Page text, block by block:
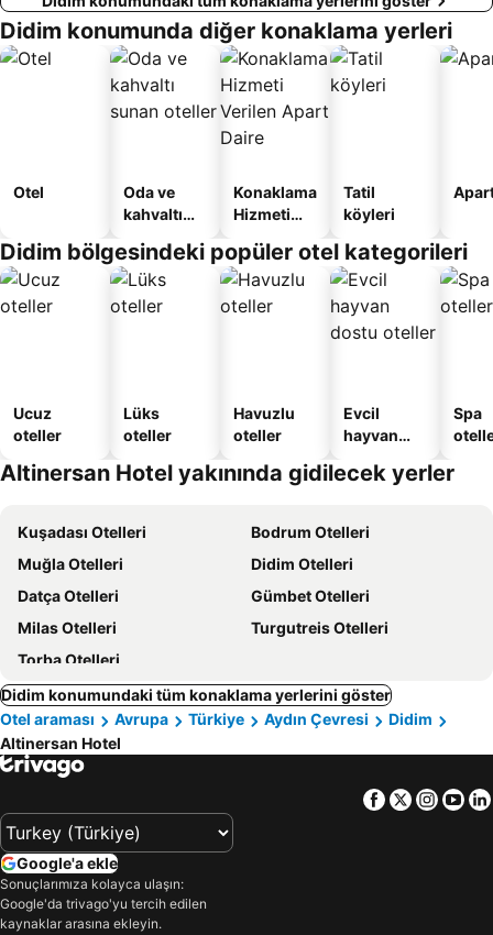
Didim konumunda diğer konaklama yerleri
Otel
Oda ve
kahvaltı
oteller
Konaklama
Hizmeti
Apart
Daire
Tatil
köyleri
Didim bölgesindeki popüler otel kategorileri
Ucuz
oteller
Lüks
oteller
Havuzlu
oteller
Evcil
hayvan
oteller
Spa
Altinersan Hotel yakınında gidilecek yerler
Kuşadası Otelleri
Bodrum Otelleri
Muğla Otelleri
Didim Otelleri
Datça Otelleri
Gümbet Otelleri
Milas Otelleri
Turgutreis Otelleri
Torba Otelleri
Didim konumundaki tüm konaklama yerlerini göster
Otel araması
Avrupa Türkiye Aydın Çevresi
Didim
Altinersan Hotel
Facebook
Twitter
Google'a ekle
Sonuçlarımıza kolayca ulaşın:
Google'da trivago'yu tercih edilen
kaynaklar arasına ekleyin.